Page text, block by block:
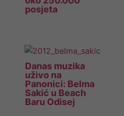
posjeta
Danas muzika
uživo na
Panonici: Belma
Sakić u Beach
Baru Odisej